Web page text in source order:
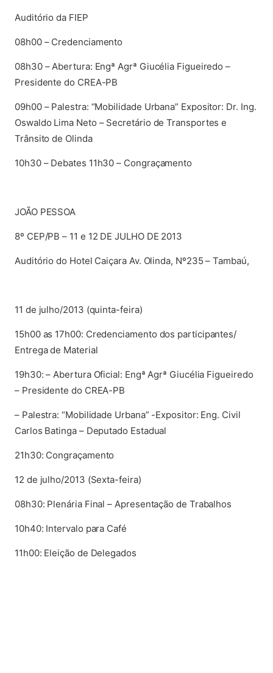
Auditório da FIEP
08h00 – Credenciamento
08h30 – Abertura: Engª Agrª Giucélia Figueiredo –
Presidente do CREA-PB
09h00 – Palestra: “Mobilidade Urbana” Expositor: Dr. Ing.
Oswaldo Lima Neto – Secretário de Transportes e
Trânsito de Olinda
10h30 – Debates 11h30 – Congraçamento
JOÃO PESSOA
8º CEP/PB – 11 e 12 DE JULHO DE 2013
Auditório do Hotel Caiçara Av. Olinda, Nº235 – Tambaú,
11 de julho/2013 (quinta-feira)
15h00 as 17h00: Credenciamento dos participantes/
Entrega de Material
19h30: – Abertura Oficial: Engª Agrª Giucélia Figueiredo
– Presidente do CREA-PB
– Palestra: “Mobilidade Urbana” -Expositor: Eng. Civil
Carlos Batinga – Deputado Estadual
21h30: Congraçamento
12 de julho/2013 (Sexta-feira)
08h30: Plenária Final – Apresentação de Trabalhos
10h40: Intervalo para Café
11h00: Eleição de Delegados